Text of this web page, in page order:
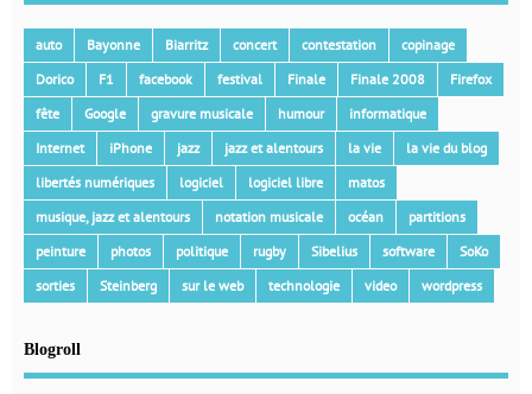
auto Bayonne Biarritz concert contestation
copinage
Dorico
F1 facebook festival Finale Finale 2008
Firefox
fête
Google gravure musicale humour
informatique
Internet
iPhone jazz jazz et alentours la vie
la vie du blog
libertés numériques
logiciel logiciel libre
matos
musique, jazz et alentours
notation musicale océan
partitions
peinture
photos politique rugby Sibelius software
SoKo
sorties
Steinberg sur le web technologie video wordpress
Blogroll